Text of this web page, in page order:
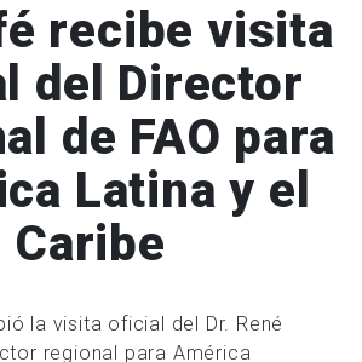
recibe visita
del Director
de FAO para
Latina y el
Caribe
la visita oficial del Dr. René
regional para América